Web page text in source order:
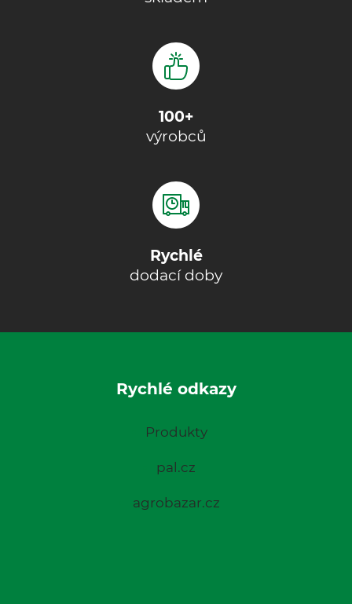
100+
výrobců
Rychlé
dodací doby
Rychlé odkazy
Produkty
pal.cz
agrobazar.cz